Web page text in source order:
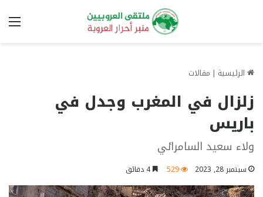
الرئيسية | مقالات
زلزال في المغرب وجدل في
باريس
ولاء سعيد السامرائي
سبتمبر 28, 2023 529